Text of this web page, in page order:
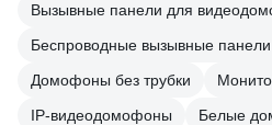
Вызывные панели для
Беспроводные вызывные
Домофоны без трубки
IP-видеодомофоны
Белые